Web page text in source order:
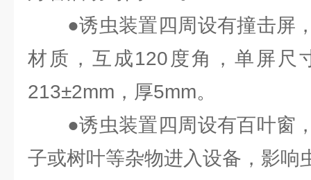
●诱虫装置四周设有撞击屏
材质，互成120度角，单屏尺
213±2mm，厚5mm。
●诱虫装置四周设有百叶窗
子或树叶等杂物进入设备，影响